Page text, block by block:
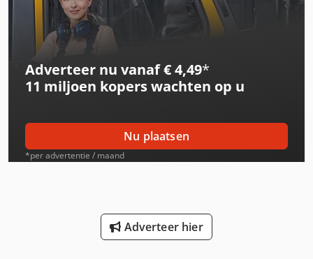
International 453
International 523
International 533
International 553
International 554
International 633
International 654
International 706
Adverteer nu vanaf € 4,49*
11 miljoen koperswachten op u
Nu plaatsen
*per advertentie / maand
Adverteer hier